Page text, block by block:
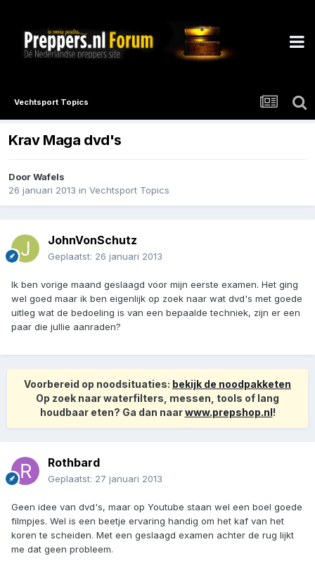
Vechtsport Topics
Krav Maga dvd's
DoorWafels
26 januari 2013 in Vechtsport Topics
JohnVonSchutz
Geplaatst: 26 januari 2013
Ik ben vorige maand geslaagd voor mijn eerste examen. Het ging
wel goed maar ik ben eigenlijk op zoek naar wat dvd's met goede
uitleg wat de bedoeling is van een bepaalde techniek, zijn er een
paar die jullie aanraden?
Voorbereid op noodsituaties: bekijk de noodpakketen
Op zoek naar waterfilters, messen, tools of lang
houdbaar eten? Ga dan naarwww.prepshop.nl!
Rothbard
Geplaatst: 27 januari 2013
Geen idee van dvd's, maar op Youtube staan wel een boel goede
filmpjes. Wel is een beetje ervaring handig om het kaf van het
koren te scheiden. Met een geslaagd examen achter de rug lijkt
me dat geen probleem.